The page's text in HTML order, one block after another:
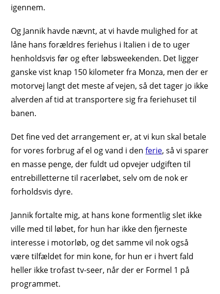
igennem.
Og Jannik havde nævnt, at vi havde mulighed for at
låne hans forældres feriehus i Italien i de to uger
henholdsvis før og efter løbsweekenden. Det ligger
ganske vist knap 150 kilometer fra Monza, men der er
motorvej langt det meste af vejen, så det tager jo ikke
alverden af tid at transportere sig fra feriehuset til
banen.
Det fine ved det arrangement er, at vi kun skal betale
for vores forbrug af el og vand i denferie, så vi sparer
en masse penge, der fuldt ud opvejer udgiften til
entrebilletterne til racerløbet, selv om de nok er
forholdsvis dyre.
Jannik fortalte mig, at hans kone formentlig slet ikke
ville med til løbet, for hun har ikke den fjerneste
interesse i motorløb, og det samme vil nok også
være tilfældet for min kone, for hun er i hvert fald
heller ikke trofast tv-seer, når der er Formel 1 på
programmet.